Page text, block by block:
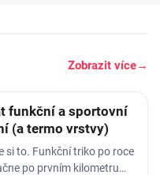
Zobrazit více→
funkční a sportovní
(a termo vrstvy)
si to. Funkční triko po roce
po prvním kilometru